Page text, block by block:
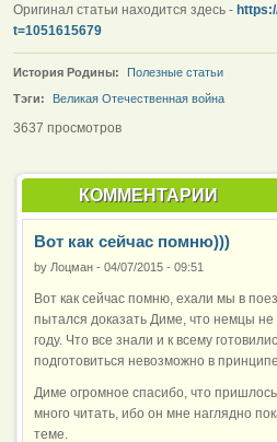
Оригинал статьи находится здесь -
t=1051615679
История Родины:
Полезные статьи
Тэги:
Великая Отечественная война
3637 просмотров
КОММЕНТАРИИ
Вот как сейчас помню)))
by Лоцман - 04/07/2015 - 09:51
Вот как сейчас помню, ехали мы в
пытался доказать Диме, что немцы
году. Что все знали и к всему
подготовиться невозможно в принципе.
Диме огромное спасибо, что пришлось
много читать, ибо он мне наглядно
теме.